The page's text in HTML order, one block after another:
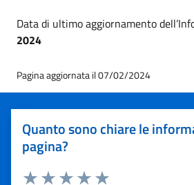
Data di ultimo aggiornamento
2024
Pagina aggiornata il 07/02/2024
Quanto sono chiare le
pagina?